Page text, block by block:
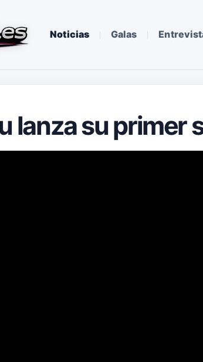
Noticias Galas
lanza su primer